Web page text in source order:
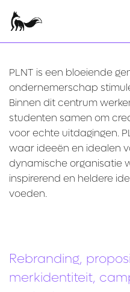
PLNT is een bloeiende
ondernemerschap
Binnen dit centrum
studenten samen om
voor echte uitdagingen.
waar ideeën en idealen
dynamische organisatie
inspirerend en heldere
voeden.
Rebranding,
merkidentiteit,